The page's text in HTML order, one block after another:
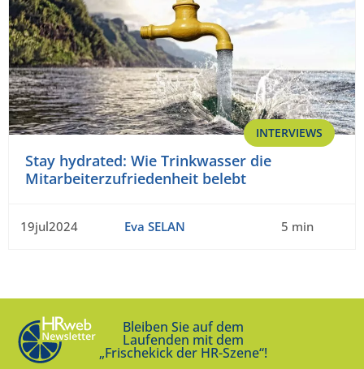
INTERVIEWS
Stay hydrated: Wie Trinkwasser die
Mitarbeiterzufriedenheit belebt
19jul2024 Eva SELAN 5 min
Bleiben Sie auf dem
Laufenden mit dem
„Frischekick der HR-Szene“!